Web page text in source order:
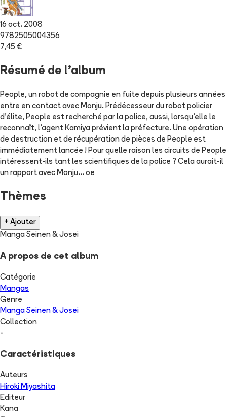
16 oct. 2008
9782505004356
7,45 €
Résumé de l'album
People, un robot de compagnie en fuite depuis plusieurs années
entre en contact avec Monju. Prédécesseur du robot policier
d'élite, People est recherché par la police, aussi, lorsqu'elle le
reconnaît, l'agent Kamiya prévient la préfecture. Une opération
de destruction et de récupération de pièces de People est
immédiatement lancée ! Pour quelle raison les circuits de People
intéressent-ils tant les scientifiques de la police ? Cela aurait-il
un rapport avec Monju... oe
Thèmes
+ Ajouter
Manga Seinen & Josei
A propos de cet album
Catégorie
Mangas
Genre
Manga Seinen & Josei
Collection
-
Caractéristiques
Auteurs
Hiroki Miyashita
Editeur
Kana